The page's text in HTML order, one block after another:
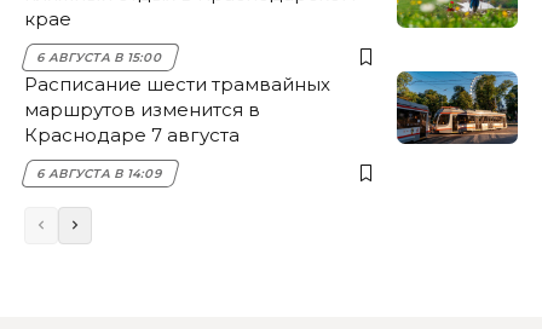
крае
6 АВГУСТА В 15:00
Расписание шести трамвайных
маршрутов изменится в
Краснодаре 7 августа
6 АВГУСТА В 14:09